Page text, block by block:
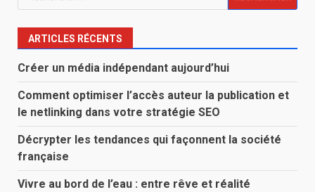
ARTICLES RÉCENTS
Créer un média indépendant aujourd’hui
Comment optimiser l’accès auteur la publication et
le netlinking dans votre stratégie SEO
Décrypter les tendances qui façonnent la société
française
Vivre au bord de l’eau : entre rêve et réalité